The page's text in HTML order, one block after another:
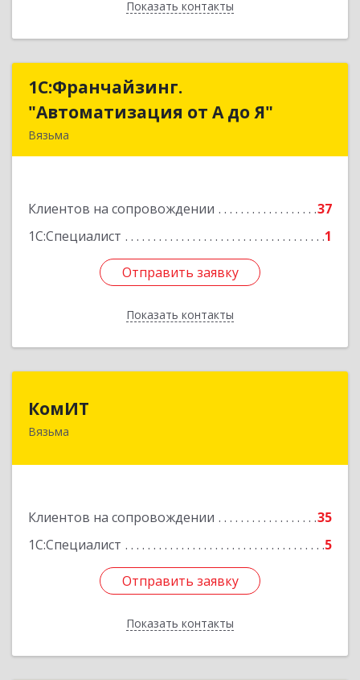
Показать контакты
Назад
1С:Франчайзинг.
"Автоматизация от А до Я"
Вязьма
Клиентов на сопровождении
37
1С:Специалист
1
Отправить заявку
Показать контакты
1С:Франчайзинг.
"Автоматизация от А до Я"
Подробнее
Отправить заявку
Назад
КомИТ
Вязьма
Клиентов на сопровождении
35
1С:Специалист
5
Отправить заявку
Показать контакты
215110, Смоленская обл, Вяземский м. р-н,
Подробнее
Отправить заявку
Назад